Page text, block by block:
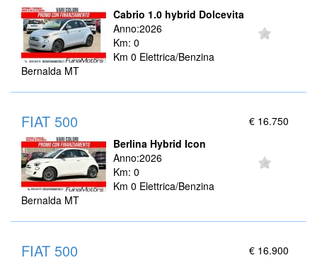
Cabrio 1.0 hybrid Dolcevita
Anno:2026
Km: 0
Km 0 Elettrica/Benzina
Bernalda MT
€ 16.750
FIAT 500
Berlina Hybrid Icon
Anno:2026
Km: 0
Km 0 Elettrica/Benzina
Bernalda MT
€ 16.900
FIAT 500